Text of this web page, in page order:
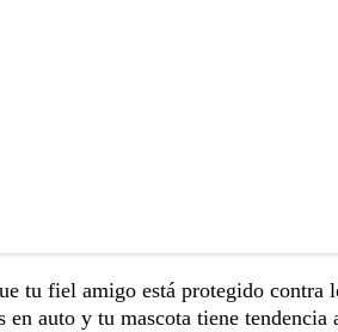
tu fiel amigo está protegido contra
en auto y tu mascota tiene tendencia